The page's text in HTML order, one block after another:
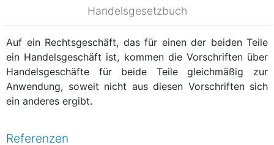
Handelsgesetzbuch
Auf ein Rechtsgeschäft, das für einen der beiden Teile
ein Handelsgeschäft ist, kommen die Vorschriften über
Handelsgeschäfte für beide Teile gleichmäßig zur
Anwendung, soweit nicht aus diesen Vorschriften sich
ein anderes ergibt.
Referenzen